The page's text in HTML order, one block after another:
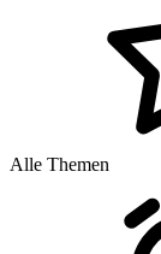
Alle Themen